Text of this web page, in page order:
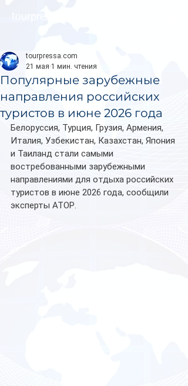
Популярные зарубежные
направления российских
туристов в июне 2026 года
tourpressa.com
21 мая 1 мин. чтения
Белоруссия, Турция, Грузия, Армения,
Италия, Узбекистан, Казахстан, Япония
и Таиланд стали самыми
востребованными зарубежными
направлениями для отдыха российских
туристов в июне 2026 года, сообщили
эксперты АТОР.